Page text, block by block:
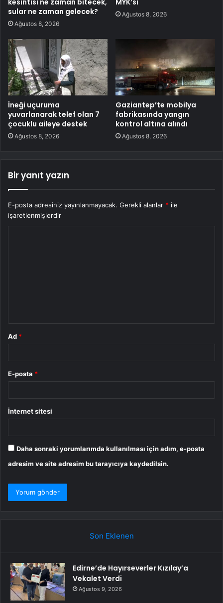
sular ne zaman gelecek?
Ağustos 8, 2026
Ağustos 8, 2026
İneği uçuruma
yuvarlanarak telef olan 7
çocuklu aileye destek
Ağustos 8, 2026
Gaziantep’te mobilya
fabrikasında yangın
kontrol altına alındı
Ağustos 8, 2026
Bir yanıt yazın
E-posta adresiniz yayınlanmayacak. Gerekli alanlar * ile
işaretlenmişlerdir
Ad *
E-posta *
İnternet sitesi
Daha sonraki yorumlarımda kullanılması için adım, e-posta
adresim ve site adresim bu tarayıcıya kaydedilsin.
Son Eklenen
Edirne’de Hayırseverler Kızılay’a
Vekalet Verdi
Ağustos 9, 2026